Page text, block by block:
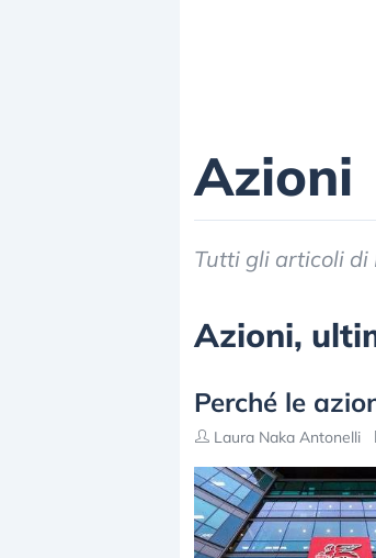
Azioni
Tutti gli articoli di
Azioni,
Perché le
Laura Naka Antonelli